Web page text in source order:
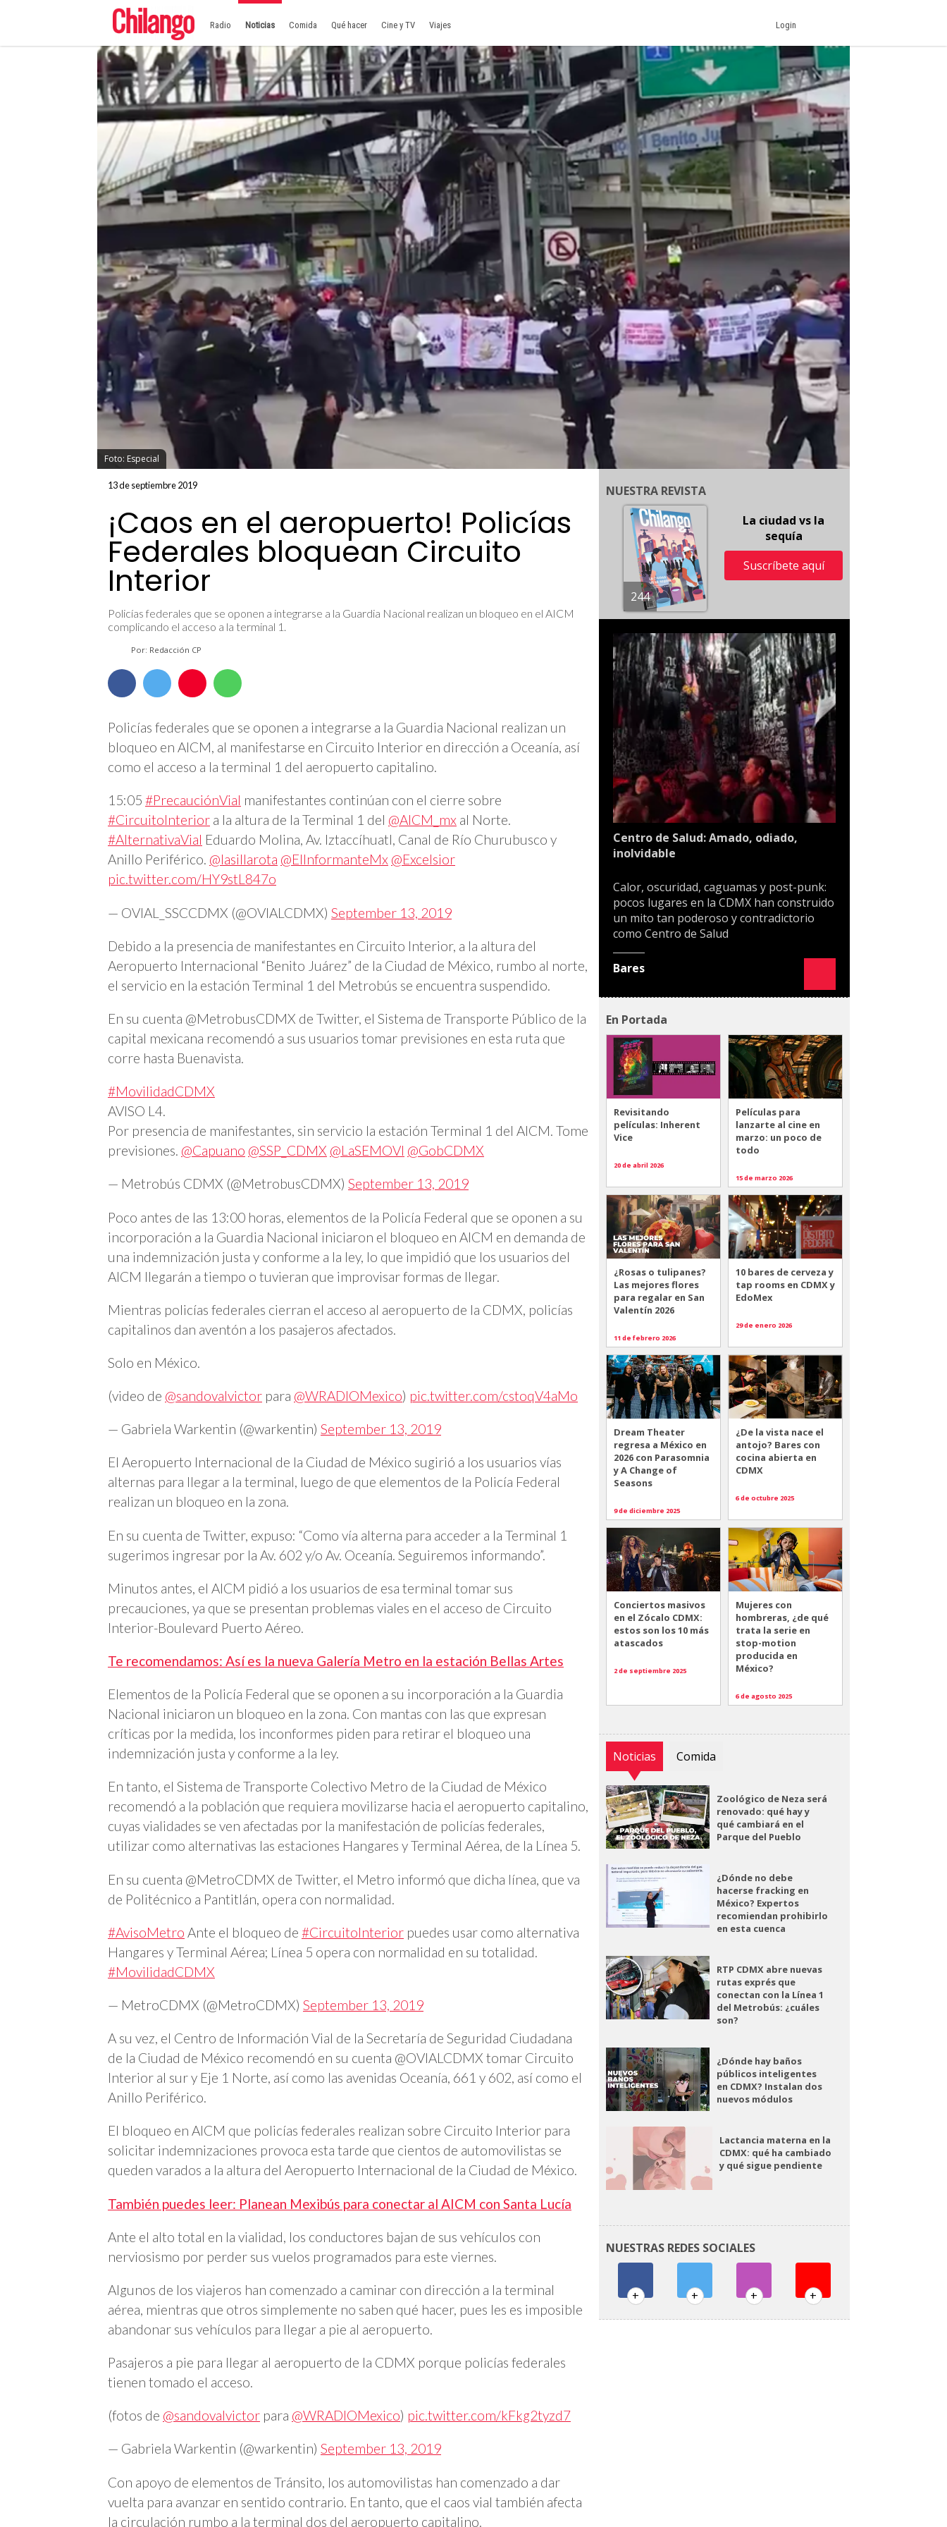
Radio Noticias Comida Qué hacer Cine y TV Viajes Login
Foto: Especial
13 de septiembre 2019
¡Caos en el aeropuerto! Policías
Federales bloquean Circuito
Interior
Policías federales que se oponen a integrarse a la Guardia Nacional realizan un bloqueo en el AICM
complicando el acceso a la terminal 1.
Por: Redacción CP
Policías federales que se oponen a integrarse a la Guardia Nacional realizan un
bloqueo en AICM, al manifestarse en Circuito Interior en dirección a Oceanía, así
como el acceso a la terminal 1 del aeropuerto capitalino.
15:05 #PrecauciónVial manifestantes continúan con el cierre sobre
#CircuitoInterior a la altura de la Terminal 1 del @AICM_mx al Norte.
#AlternativaVial Eduardo Molina, Av. Iztaccíhuatl, Canal de Río Churubusco y
Anillo Periférico. @lasillarota @ElInformanteMx @Excelsior
pic.twitter.com/HY9stL847o
— OVIAL_SSCCDMX (@OVIALCDMX) September 13, 2019
Debido a la presencia de manifestantes en Circuito Interior, a la altura del
Aeropuerto Internacional “Benito Juárez” de la Ciudad de México, rumbo al norte,
el servicio en la estación Terminal 1 del Metrobús se encuentra suspendido.
En su cuenta @MetrobusCDMX de Twitter, el Sistema de Transporte Público de la
capital mexicana recomendó a sus usuarios tomar previsiones en esta ruta que
corre hasta Buenavista.
#MovilidadCDMX
AVISO L4.
Por presencia de manifestantes, sin servicio la estación Terminal 1 del AICM. Tome
previsiones. @Capuano @SSP_CDMX @LaSEMOVI @GobCDMX
— Metrobús CDMX (@MetrobusCDMX) September 13, 2019
Poco antes de las 13:00 horas, elementos de la Policía Federal que se oponen a su
incorporación a la Guardia Nacional iniciaron el bloqueo en AICM en demanda de
una indemnización justa y conforme a la ley, lo que impidió que los usuarios del
AICM llegarán a tiempo o tuvieran que improvisar formas de llegar.
Mientras policías federales cierran el acceso al aeropuerto de la CDMX, policías
capitalinos dan aventón a los pasajeros afectados.
Solo en México.
(video de @sandovalvictor para @WRADIOMexico) pic.twitter.com/cstoqV4aMo
— Gabriela Warkentin (@warkentin) September 13, 2019
El Aeropuerto Internacional de la Ciudad de México sugirió a los usuarios vías
alternas para llegar a la terminal, luego de que elementos de la Policía Federal
realizan un bloqueo en la zona.
En su cuenta de Twitter, expuso: “Como vía alterna para acceder a la Terminal 1
sugerimos ingresar por la Av. 602 y/o Av. Oceanía. Seguiremos informando”.
Minutos antes, el AICM pidió a los usuarios de esa terminal tomar sus
precauciones, ya que se presentan problemas viales en el acceso de Circuito
Interior-Boulevard Puerto Aéreo.
Te recomendamos: Así es la nueva Galería Metro en la estación Bellas Artes
Elementos de la Policía Federal que se oponen a su incorporación a la Guardia
Nacional iniciaron un bloqueo en la zona. Con mantas con las que expresan
críticas por la medida, los inconformes piden para retirar el bloqueo una
indemnización justa y conforme a la ley.
En tanto, el Sistema de Transporte Colectivo Metro de la Ciudad de México
recomendó a la población que requiera movilizarse hacia el aeropuerto capitalino,
cuyas vialidades se ven afectadas por la manifestación de policías federales,
utilizar como alternativas las estaciones Hangares y Terminal Aérea, de la Línea 5.
En su cuenta @MetroCDMX de Twitter, el Metro informó que dicha línea, que va
de Politécnico a Pantitlán, opera con normalidad.
#AvisoMetro Ante el bloqueo de #CircuitoInterior puedes usar como alternativa
Hangares y Terminal Aérea; Línea 5 opera con normalidad en su totalidad.
#MovilidadCDMX
— MetroCDMX (@MetroCDMX) September 13, 2019
A su vez, el Centro de Información Vial de la Secretaría de Seguridad Ciudadana
de la Ciudad de México recomendó en su cuenta @OVIALCDMX tomar Circuito
Interior al sur y Eje 1 Norte, así como las avenidas Oceanía, 661 y 602, así como el
Anillo Periférico.
El bloqueo en AICM que policías federales realizan sobre Circuito Interior para
solicitar indemnizaciones provoca esta tarde que cientos de automovilistas se
queden varados a la altura del Aeropuerto Internacional de la Ciudad de México.
También puedes leer: Planean Mexibús para conectar al AICM con Santa Lucía
Ante el alto total en la vialidad, los conductores bajan de sus vehículos con
nerviosismo por perder sus vuelos programados para este viernes.
Algunos de los viajeros han comenzado a caminar con dirección a la terminal
aérea, mientras que otros simplemente no saben qué hacer, pues les es imposible
abandonar sus vehículos para llegar a pie al aeropuerto.
Pasajeros a pie para llegar al aeropuerto de la CDMX porque policías federales
tienen tomado el acceso.
(fotos de @sandovalvictor para @WRADIOMexico) pic.twitter.com/kFkg2tyzd7
— Gabriela Warkentin (@warkentin) September 13, 2019
Con apoyo de elementos de Tránsito, los automovilistas han comenzado a dar
vuelta para avanzar en sentido contrario. En tanto, que el caos vial también afecta
la circulación rumbo a la terminal dos del aeropuerto capitalino.
NUESTRA REVISTA
244
La ciudad vs la
sequía
Suscríbete aquí
Centro de Salud: Amado, odiado,
inolvidable
Calor, oscuridad, caguamas y post-punk:
pocos lugares en la CDMX han construido
un mito tan poderoso y contradictorio
como Centro de Salud
Bares
En Portada
Revisitando
películas: Inherent
Vice
20 de abril 2026
Películas para
lanzarte al cine en
marzo: un poco de
todo
15 de marzo 2026
¿Rosas o tulipanes?
Las mejores flores
para regalar en San
Valentín 2026
11 de febrero 2026
10 bares de cerveza y
tap rooms en CDMX y
EdoMex
29 de enero 2026
Dream Theater
regresa a México en
2026 con Parasomnia
y A Change of
Seasons
9 de diciembre 2025
¿De la vista nace el
antojo? Bares con
cocina abierta en
CDMX
6 de octubre 2025
Conciertos masivos
en el Zócalo CDMX:
estos son los 10 más
atascados
2 de septiembre 2025
Mujeres con
hombreras, ¿de qué
trata la serie en
stop-motion
producida en
México?
6 de agosto 2025
Noticias Comida
Zoológico de Neza será
renovado: qué hay y
qué cambiará en el
Parque del Pueblo
¿Dónde no debe
hacerse fracking en
México? Expertos
recomiendan prohibirlo
en esta cuenca
RTP CDMX abre nuevas
rutas exprés que
conectan con la Línea 1
del Metrobús: ¿cuáles
son?
¿Dónde hay baños
públicos inteligentes
en CDMX? Instalan dos
nuevos módulos
Lactancia materna en la
CDMX: qué ha cambiado
y qué sigue pendiente
NUESTRAS REDES SOCIALES
+ + + +